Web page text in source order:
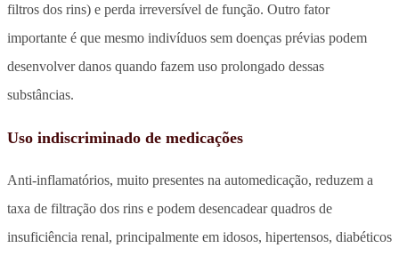
filtros dos rins) e perda irreversível de função. Outro fator
importante é que mesmo indivíduos sem doenças prévias podem
desenvolver danos quando fazem uso prolongado dessas
substâncias.
Uso indiscriminado de medicações
Anti-inflamatórios, muito presentes na automedicação, reduzem a
taxa de filtração dos rins e podem desencadear quadros de
insuficiência renal, principalmente em idosos, hipertensos, diabéticos